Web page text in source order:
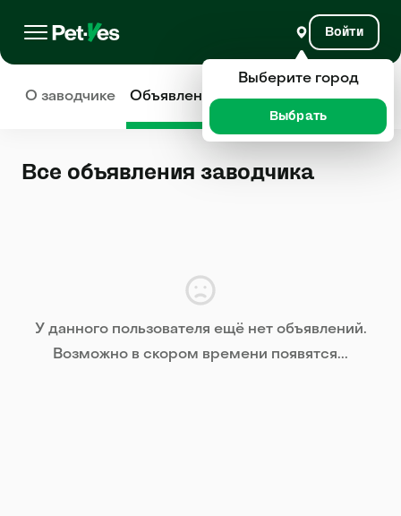
Войти
О заводчике Объявления Отзывы
Все объявления заводчика
У данного пользователя ещё нет объявлений.
Возможно в скором времени появятся...
Выберите город
Выбрать